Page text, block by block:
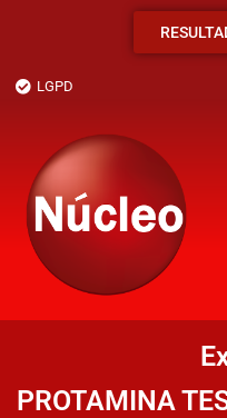
LGPD
PROTAMINA